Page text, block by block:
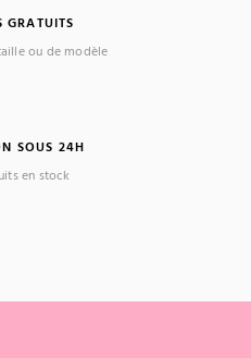
GRATUITS
ou de modèle
SOUS 24H
en stock